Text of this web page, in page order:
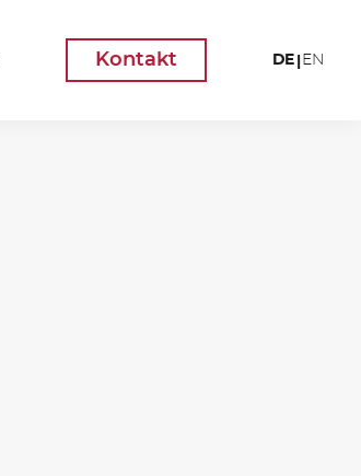
Kontakt DE EN